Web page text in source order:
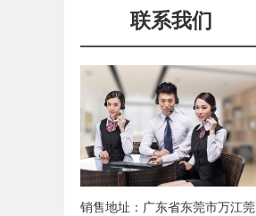
联系我们
销售地址：广东省东莞市万江莞